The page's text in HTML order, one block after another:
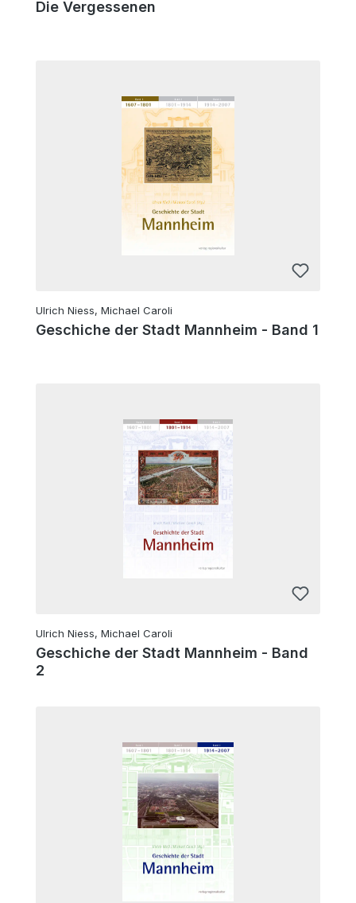
Die Vergessenen
Ulrich Niess, Michael Caroli
Geschiche der Stadt Mannheim - Band 1
Ulrich Niess, Michael Caroli
Geschiche der Stadt Mannheim - Band
2